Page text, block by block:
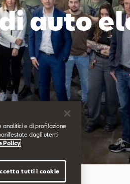
di auto
analitici e di profilazione
dagli utenti
Policy
tutti i cookie